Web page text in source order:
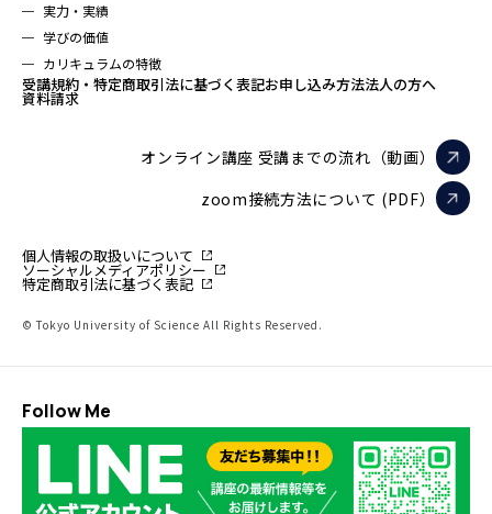
実力・実績
学びの価値
カリキュラムの特徴
受講規約・特定商取引法に基づく表記お申し込み方法法人の方へ
資料請求
オンライン講座 受講までの流れ（動画）
zoom接続方法について (PDF）
個人情報の取扱いについて
ソーシャルメディアポリシー
特定商取引法に基づく表記
© Tokyo University of Science All Rights Reserved.
Follow Me